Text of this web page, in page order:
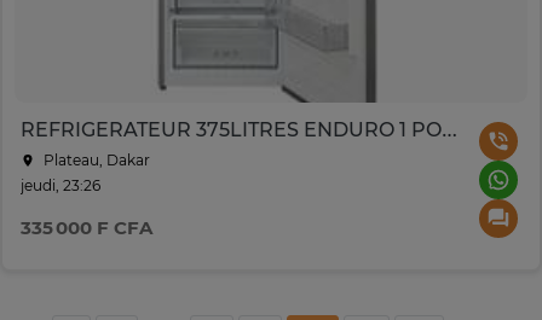
REFRIGERATEUR 375LITRES ENDURO 1 PORTE AVEC DIST D'EAU A++
Plateau, Dakar
jeudi, 23:26
335 000 F CFA